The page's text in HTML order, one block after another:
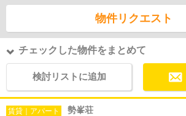
物件リクエスト
チェックした物件をまとめて
検討リストに追加
賃貸｜アパート 勢峯荘